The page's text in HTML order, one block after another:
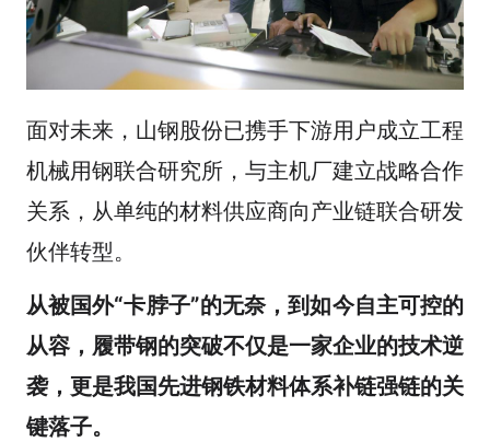
面对未来，山钢股份已携手下游用户成立工程
机械用钢联合研究所，与主机厂建立战略合作
关系，从单纯的材料供应商向产业链联合研发
伙伴转型。
从被国外“卡脖子”的无奈，到如今自主可控的
从容，履带钢的突破不仅是一家企业的技术逆
袭，更是我国先进钢铁材料体系补链强链的关
键落子。